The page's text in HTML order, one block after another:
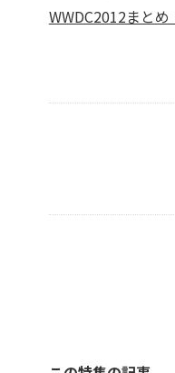
WWDC2012まと